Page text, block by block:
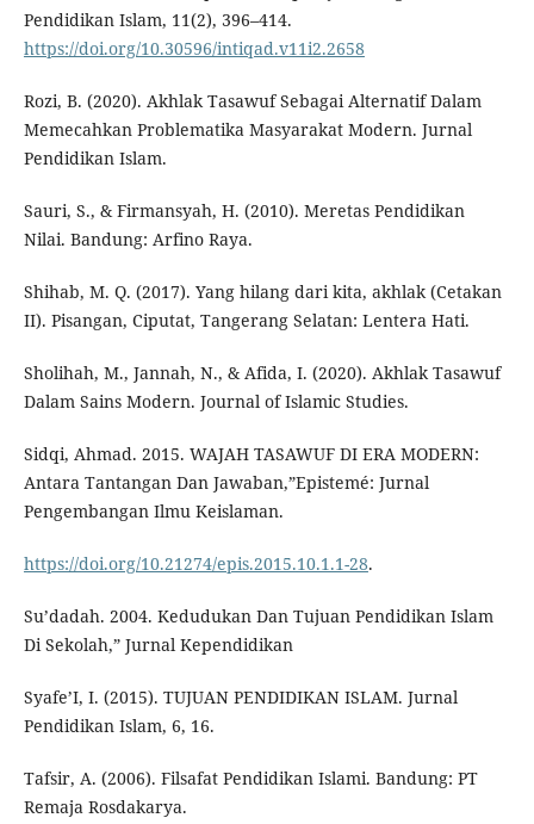
Pendidikan Islam, 11(2), 396–414.
https://doi.org/10.30596/intiqad.v11i2.2658
Rozi, B. (2020). Akhlak Tasawuf Sebagai Alternatif Dalam
Memecahkan Problematika Masyarakat Modern. Jurnal
Pendidikan Islam.
Sauri, S., & Firmansyah, H. (2010). Meretas Pendidikan
Nilai. Bandung: Arfino Raya.
Shihab, M. Q. (2017). Yang hilang dari kita, akhlak (Cetakan
II). Pisangan, Ciputat, Tangerang Selatan: Lentera Hati.
Sholihah, M., Jannah, N., & Afida, I. (2020). Akhlak Tasawuf
Dalam Sains Modern. Journal of Islamic Studies.
Sidqi, Ahmad. 2015. WAJAH TASAWUF DI ERA MODERN:
Antara Tantangan Dan Jawaban,”Epistemé: Jurnal
Pengembangan Ilmu Keislaman.
https://doi.org/10.21274/epis.2015.10.1.1-28.
Su’dadah. 2004. Kedudukan Dan Tujuan Pendidikan Islam
Di Sekolah,” Jurnal Kependidikan
Syafe’I, I. (2015). TUJUAN PENDIDIKAN ISLAM. Jurnal
Pendidikan Islam, 6, 16.
Tafsir, A. (2006). Filsafat Pendidikan Islami. Bandung: PT
Remaja Rosdakarya.